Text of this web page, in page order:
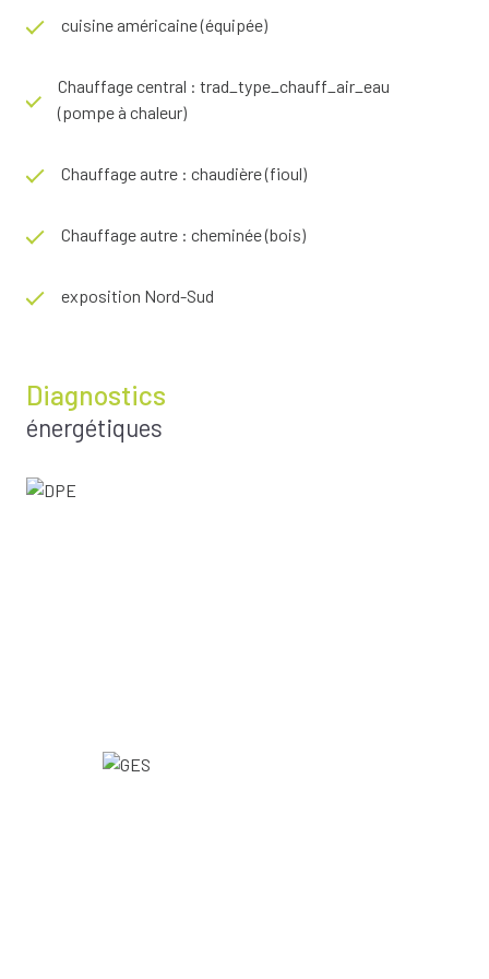
cuisine américaine (équipée)
Chauffage central : trad_type_chauff_air_eau
(pompe à chaleur)
Chauffage autre : chaudière (fioul)
Chauffage autre : cheminée (bois)
exposition Nord-Sud
Diagnostics
énergétiques